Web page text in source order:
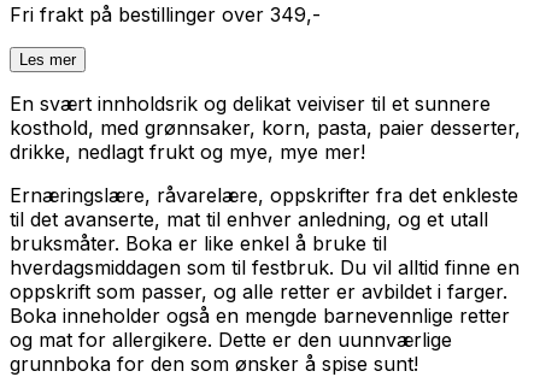
Fri frakt på bestillinger over 349,-
Les mer
En svært innholdsrik og delikat veiviser til et sunnere
kosthold, med grønnsaker, korn, pasta, paier desserter,
drikke, nedlagt frukt og mye, mye mer!
Ernæringslære, råvarelære, oppskrifter fra det enkleste
til det avanserte, mat til enhver anledning, og et utall
bruksmåter. Boka er like enkel å bruke til
hverdagsmiddagen som til festbruk. Du vil alltid finne en
oppskrift som passer, og alle retter er avbildet i farger.
Boka inneholder også en mengde barnevennlige retter
og mat for allergikere. Dette er den uunnværlige
grunnboka for den som ønsker å spise sunt!